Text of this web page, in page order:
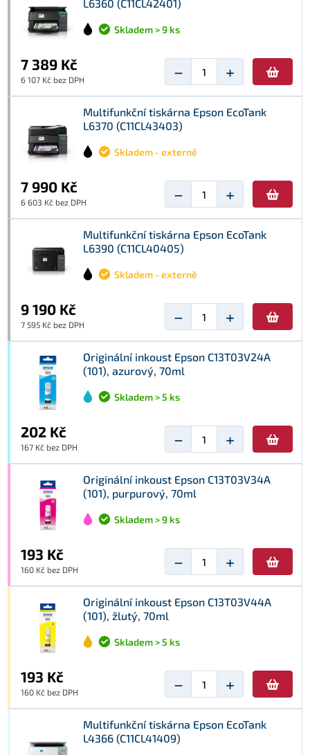
L6360 (C11CL42401)
Skladem > 9 ks
7 389 Kč
6 107 Kč bez DPH − +
Multifunkční tiskárna Epson EcoTank
L6370 (C11CL43403)
Skladem - externě
7 990 Kč
6 603 Kč bez DPH − +
Multifunkční tiskárna Epson EcoTank
L6390 (C11CL40405)
Skladem - externě
9 190 Kč
7 595 Kč bez DPH − +
Originální inkoust Epson C13T03V24A
(101), azurový, 70ml
Skladem > 5 ks
202 Kč
167 Kč bez DPH − +
Originální inkoust Epson C13T03V34A
(101), purpurový, 70ml
Skladem > 9 ks
193 Kč
160 Kč bez DPH − +
Originální inkoust Epson C13T03V44A
(101), žlutý, 70ml
Skladem > 5 ks
193 Kč
160 Kč bez DPH − +
Multifunkční tiskárna Epson EcoTank
L4366 (C11CL41409)